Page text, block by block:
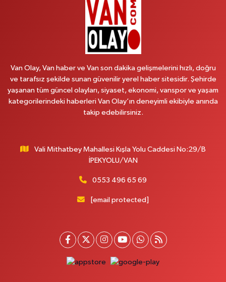
Yol Tarifi Al
CUMHURİYET MAH.KONAK SK.NO:6
Yiğit Eczanesi
HATUNİYE MAHALLESİ ASMİN SOKAK NO:3 A ÖZEL AKDAMAR
HASTANESİ KARŞISI
Akdağ Eczanesi
SÜPHAN MAH.İPEKYOLU CAD.NO:283G BAHÇEŞEHİR KOLEJİ KARŞISI-
ECIVILCOCUKMAGAZASIKARSISI
0 (542) 384 45 20 Yol Tarifi Al
Van Olay, Van haber ve Van son dakika gelişmelerini hızlı, doğru
ve tarafsız şekilde sunan güvenilir yerel haber sitesidir. Şehirde
yaşanan tüm güncel olayları, siyaset, ekonomi, vanspor ve yaşam
kategorilerindeki haberleri Van Olay’ın deneyimli ekibiyle anında
takip edebilirsiniz.
Vali Mithatbey Mahallesi Kışla Yolu Caddesi No:29/B
İPEKYOLU/VAN
0553 496 65 69
[email protected]